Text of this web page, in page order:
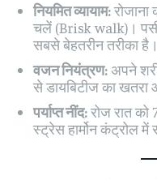
नियमित व्यायाम:
चलें (Brisk walk)।
सबसे बेहतरीन तरीका है।
वजन नियंत्रण: अपने
से डायबिटीज का खतरा
पर्याप्त नींद:रोज रात
स्ट्रेस हार्मोन कंट्रोल में